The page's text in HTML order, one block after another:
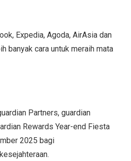
Expedia, Agoda, AirAsia dan
banyak cara untuk meraih mata
Partners, guardian
Rewards Year-end Fiesta
2025 bagi
August 6, 2026 3K